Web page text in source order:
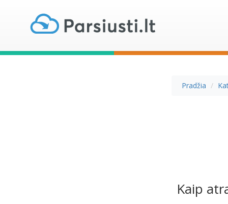
Pradžia
Kaip